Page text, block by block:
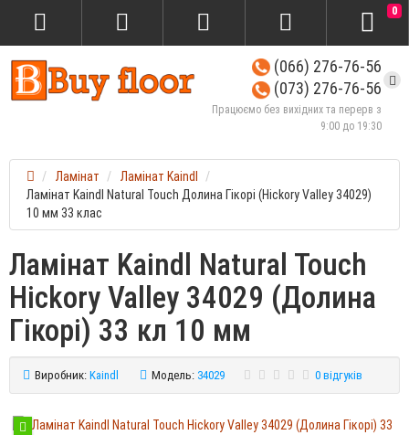
(066) 276-76-56
(073) 276-76-56
Працюємо без вихідних та перерв з
9:00 до 19:30
0
Ламінат
Ламінат Kaindl
Ламінат Kaindl Natural Touch Долина Гікорі (Hickory Valley 34029)
10 мм 33 клас
Ламінат Kaindl Natural Touch
Hickory Valley 34029 (Долина
Гікорі) 33 кл 10 мм
Виробник: Kaindl Модель: 34029 0 відгуків